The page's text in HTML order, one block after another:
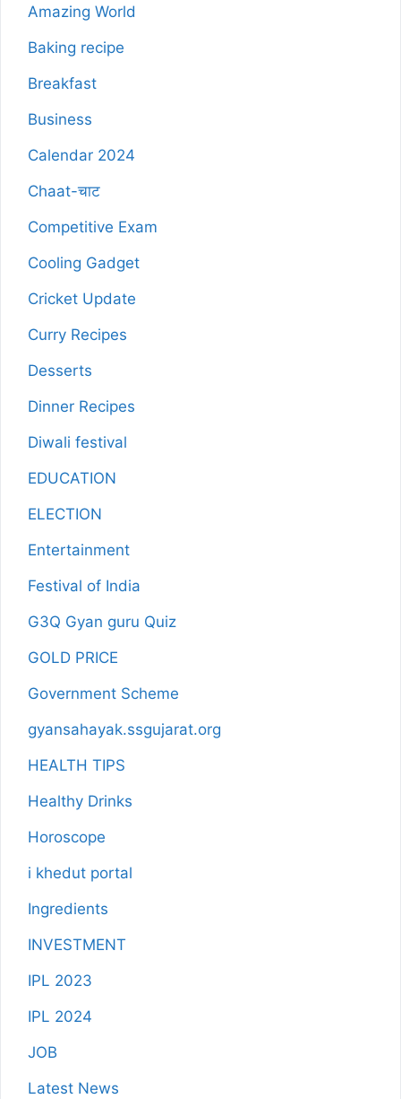
Amazing World
Baking recipe
Breakfast
Business
Calendar 2024
Chaat-चाट
Competitive Exam
Cooling Gadget
Cricket Update
Curry Recipes
Desserts
Dinner Recipes
Diwali festival
EDUCATION
ELECTION
Entertainment
Festival of India
G3Q Gyan guru Quiz
GOLD PRICE
Government Scheme
gyansahayak.ssgujarat.org
HEALTH TIPS
Healthy Drinks
Horoscope
i khedut portal
Ingredients
INVESTMENT
IPL 2023
IPL 2024
JOB
Latest News